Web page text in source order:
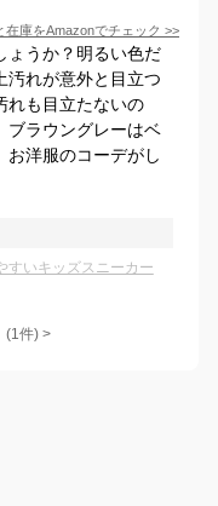
在庫をAmazonでチェック >>
ょうか？明るい色だ
汚れが意外と目立つ
れも目立たないの
ブラウングレーはベ
お洋服のコーデがし
すいキッズスニーカー
(1件) >